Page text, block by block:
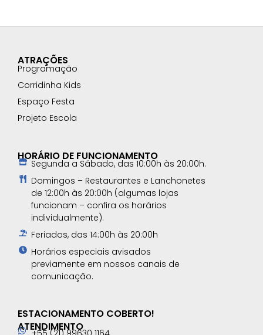
ATRAÇÕES
Programação
Corridinha Kids
Espaço Festa
Projeto Escola
HORÁRIO DE FUNCIONAMENTO
Segunda a Sábado, das 10:00h às 20:00h.
Domingos – Restaurantes e Lanchonetes
de 12:00h às 20:00h (algumas lojas
funcionam – confira os horários
individualmente).
Feriados, das 14:00h às 20:00h
Horários especiais avisados
previamente em nossos canais de
comunicação.​
ESTACIONAMENTO COBERTO!
ATENDIMENTO